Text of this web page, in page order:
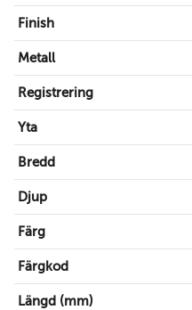
Finish
Metall
Registrering
Yta
Bredd
Djup
Färg
Färgkod
Längd (mm)